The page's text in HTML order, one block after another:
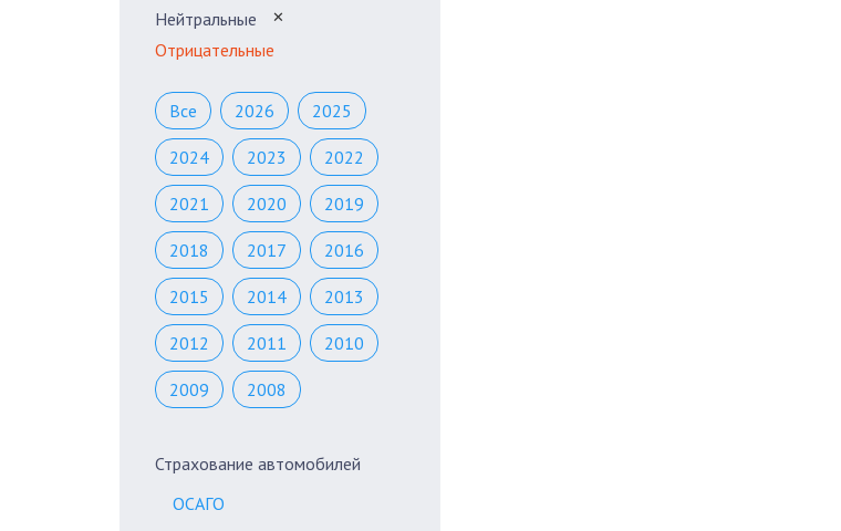
Нейтральные
✕
Отрицательные
Все 2026 2025
2024 2023 2022
2021 2020 2019
2018 2017 2016
2015 2014 2013
2012 2011 2010
2009 2008
Страхование автомобилей
ОСАГО